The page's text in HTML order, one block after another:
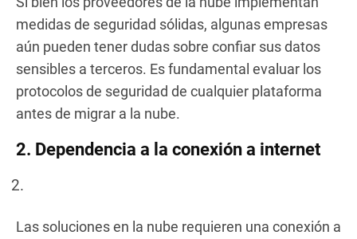
medidas de seguridad sólidas, algunas empresas
aún pueden tener dudas sobre confiar sus datos
sensibles a terceros. Es fundamental evaluar los
protocolos de seguridad de cualquier plataforma
antes de migrar a la nube.
2. Dependencia a la conexión a internet
Las soluciones en la nube requieren una conexión a